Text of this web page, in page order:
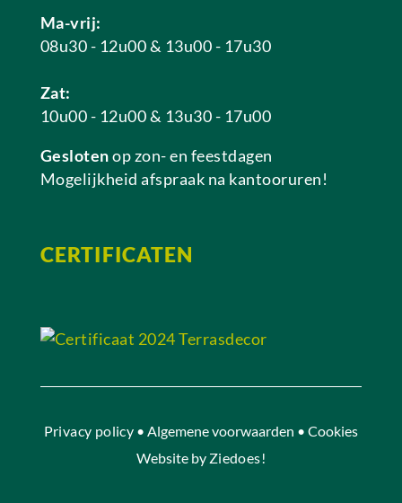
Ma-vrij:
08u30 - 12u00 & 13u00 - 17u30
Zat:
10u00 - 12u00 & 13u30 - 17u00
Geslotenop zon- en feestdagen
Mogelijkheid afspraak na kantooruren!
CERTIFICATEN
Privacy policy • Algemene voorwaarden • Cookies
Website by Ziedoes!